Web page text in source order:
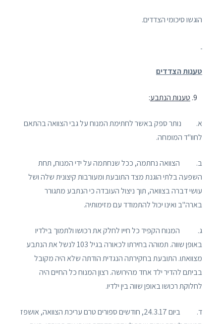
הוגשו סיכומי הצדדים.
טענות הצדדים
טענות הנתבע:
א. נותר ספק באשר לחתימת המנוח על גבי הצוואה בהתאם
לחוו"ד המומחה.
ב. הצוואה נחתמה, ככל שנחתמה על ידי המנוח, תחת
השפעה בלתי הוגנת מצד התובעת ומעורבות קיצונית שלה ושל
עושי דברה בצוואה, תוך ניצול העובדה כי הנתבע מתגורר
בארה"ב ואינו יכול להתמודד עם מזימותיה.
ג. המנוח הקפיד כל חייו לחלק את רכושו ולתמוך בילדיו
באופן שווה. תמוהה בחירתו לכאורה בגיל 103 לנשל את הנתבע
מצוואתו. התובעת בחקירתה הנגדית הודתה שלא היה מקובל
בביתם להדיר ילד אחד מהירושה. רצון המנוח כל החיים היה
לחלוקת רכושו באופן שווה בין ילדיו.
ד. ביום 24.3.17, חודשים ספורים טרם עריכת הצוואה, אושפז